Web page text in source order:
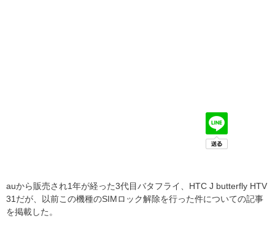
auから販売され1年が経った3代目バタフライ、HTC J butterfly HTV
31だが、以前この機種のSIMロック解除を行った件についての記事
を掲載した。